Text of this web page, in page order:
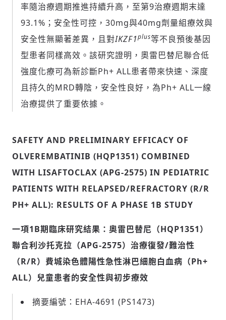
登入或註冊
歡迎您加入《旭時報》
參與下一波全球科技革命
(十分鐘內有效)
率隨治療週期推進持續升高，至第9治療週期末達
93.1%；安全性可控，30mg與40mg劑量組療效與
安全性無顯著差異，且對IKZF1plus等不良預後基因
型患者同樣高效。該研究證明，奧雷巴替尼聯合低
強度化療可為新診斷Ph+ ALL患者帶來快速、深度
且持久的MRD轉陰，安全性良好，為Ph+ ALL一線
治療提供了重要依據。
SAFETY AND PRELIMINARY EFFICACY OF
OLVEREMBATINIB (HQP1351) COMBINED
WITH LISAFTOCLAX (APG-2575) IN PEDIATRIC
PATIENTS WITH RELAPSED/REFRACTORY (R/R
PH+ ALL): RESULTS OF A PHASE 1B STUDY
一項1B期臨床研究結果：奧雷巴替尼（HQP1351）
聯合利沙托克拉（APG-2575）治療復發/難治性
（R/R）費城染色體陽性急性淋巴細胞白血病（Ph+
ALL）兒童患者的安全性與初步療效
摘要編號：EHA-4691 (PS1473)